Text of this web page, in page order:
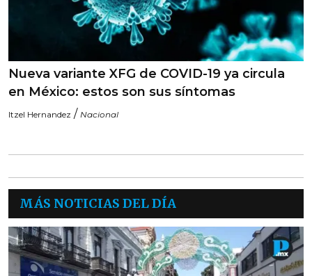
Nueva variante XFG de COVID-19 ya circula
en México: estos son sus síntomas
Itzel Hernandez / Nacional
MÁS NOTICIAS DEL DÍA